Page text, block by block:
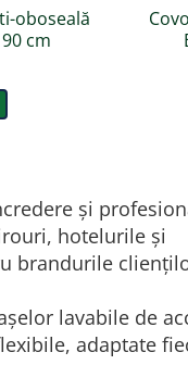
oboseală
cm
și
hotelurile și
brandurile
lavabile de
adaptate